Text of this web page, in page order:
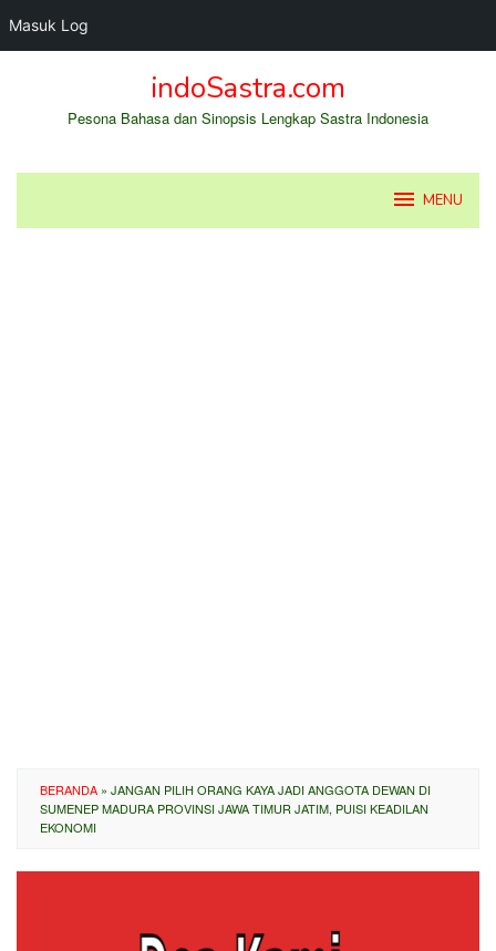
Masuk Log
indoSastra.com
Pesona Bahasa dan Sinopsis Lengkap Sastra Indonesia
MENU
BERANDA » JANGAN PILIH ORANG KAYA JADI ANGGOTA DEWAN DI
SUMENEP MADURA PROVINSI JAWA TIMUR JATIM, PUISI KEADILAN
EKONOMI